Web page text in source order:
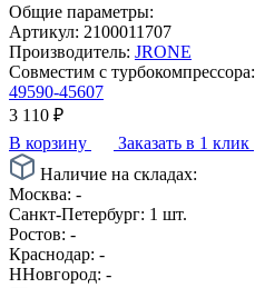
Общие параметры:
Артикул: 2100011707
Производитель: JRONE
Совместим с турбокомпрессора:
49590-45607
3 110 ₽
В корзину
Заказать в 1 клик
Наличие на складах:
Москва: -
Санкт-Петербург: 1 шт.
Ростов: -
Краснодар: -
ННовгород: -